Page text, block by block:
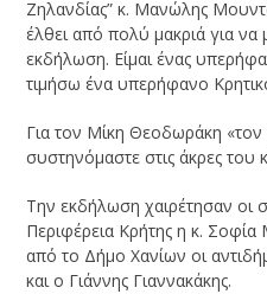
Ζηλανδίας” κ. Μανώλης
έλθει από πολύ μακριά για να
εκδήλωση. Είμαι ένας
τιμήσω ένα υπερήφανο
Για τον Μίκη Θεοδωράκη
συστηνόμαστε στις άκρες του
Την εκδήλωση χαιρέτησαν οι
Περιφέρεια Κρήτης η κ.
από το Δήμο Χανίων οι
και ο Γιάννης Γιαννακάκης.